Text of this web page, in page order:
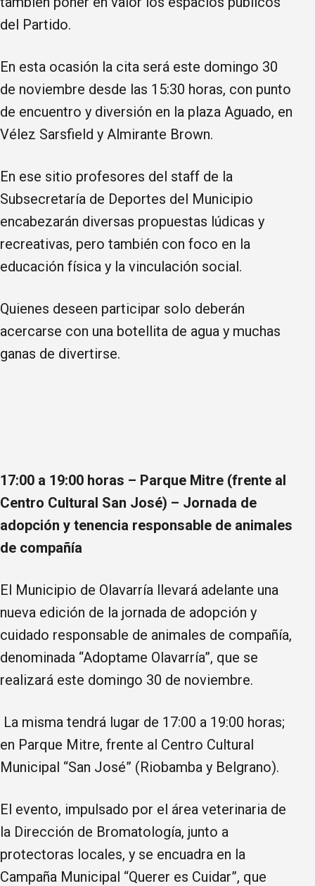
del Partido.
En esta ocasión la cita será este domingo 30
de noviembre desde las 15:30 horas, con punto
de encuentro y diversión en la plaza Aguado, en
Vélez Sarsfield y Almirante Brown.
En ese sitio profesores del staff de la
Subsecretaría de Deportes del Municipio
encabezarán diversas propuestas lúdicas y
recreativas, pero también con foco en la
educación física y la vinculación social.
Quienes deseen participar solo deberán
acercarse con una botellita de agua y muchas
ganas de divertirse.
17:00 a 19:00 horas – Parque Mitre (frente al
Centro Cultural San José) – Jornada de
adopción y tenencia responsable de animales
de compañía
El Municipio de Olavarría llevará adelante una
nueva edición de la jornada de adopción y
cuidado responsable de animales de compañía,
denominada “Adoptame Olavarría”, que se
realizará este domingo 30 de noviembre.
La misma tendrá lugar de 17:00 a 19:00 horas;
en Parque Mitre, frente al Centro Cultural
Municipal “San José” (Riobamba y Belgrano).
El evento, impulsado por el área veterinaria de
la Dirección de Bromatología, junto a
protectoras locales, y se encuadra en la
Campaña Municipal “Querer es Cuidar”, que